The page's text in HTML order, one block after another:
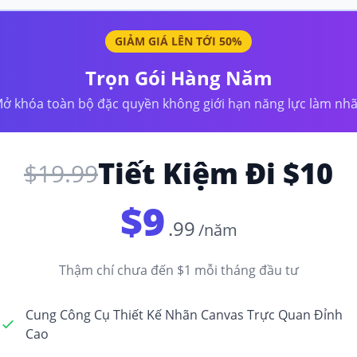
GIẢM GIÁ LÊN TỚI 50%
Trọn Gói Hàng Năm
khóa toàn bộ đặc quyền không giới hạn năng lực làm
$19.99Tiết Kiệm Đi $10
$9.99/năm
Thậm chí chưa đến $1 mỗi tháng đầu tư
Cung Công Cụ Thiết Kế Nhãn Canvas Trực Quan Đỉnh
Cao